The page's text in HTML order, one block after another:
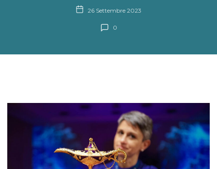
26 Settembre 2023
0